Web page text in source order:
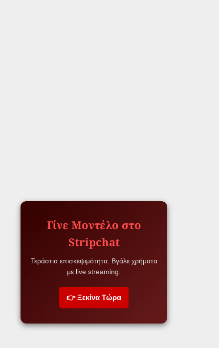
Γίνε Μοντέλο στο
Stripchat
Τεράστια επισκεψιμότητα. Βγάλε χρήματα
με live streaming.
👉 Ξεκίνα Τώρα